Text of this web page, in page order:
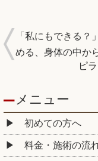
「私にもできる？
める、身体の中か
ピ
メニュー
初めての方へ
料金・施術の流